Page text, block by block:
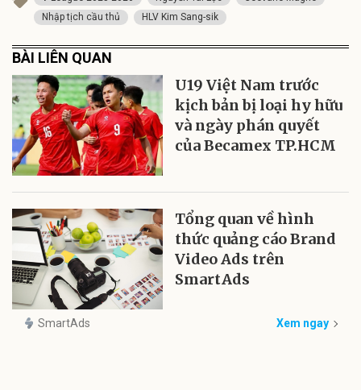
Nhập tịch cầu thủ
HLV Kim Sang-sik
BÀI LIÊN QUAN
U19 Việt Nam trước
kịch bản bị loại hy hữu
và ngày phán quyết
của Becamex TP.HCM
Tổng quan về hình
thức quảng cáo Brand
Video Ads trên
SmartAds
SmartAds Xem ngay